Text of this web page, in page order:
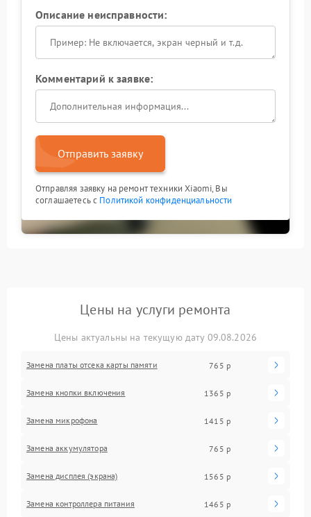
Описание неисправности:
Комментарий к заявке:
Отправить заявку
Отправляя заявку на ремонт техники Xiaomi, Вы
соглашаетесь с Политикой конфиденциальности
Цены на услуги ремонта
Цены актуальны на текущую дату 09.08.2026
Замена платы отсека карты памяти 765 р
Замена кнопки включения 1365 р
Замена микрофона 1415 р
Замена аккумулятора 765 р
Замена дисплея (экрана) 1565 р
Замена контроллера питания 1465 р